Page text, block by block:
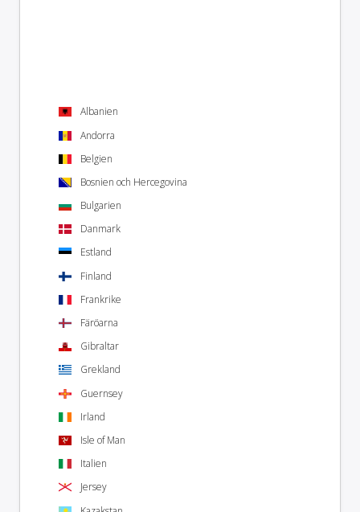
Albanien
Andorra
Belgien
Bosnien och Hercegovina
Bulgarien
Danmark
Estland
Finland
Frankrike
Färöarna
Gibraltar
Grekland
Guernsey
Irland
Isle of Man
Italien
Jersey